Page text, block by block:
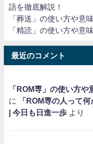
語を徹底解説！
「葬送」の使い方や意
「精読」の使い方や意
最近のコメント
「ROM専」の使い方や
に
「ROM専の人って
| 今日も日進一歩 より